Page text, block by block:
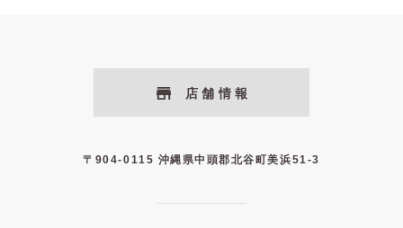
店舗情報
〒904-0115 沖縄県中頭郡北谷町美浜51-3